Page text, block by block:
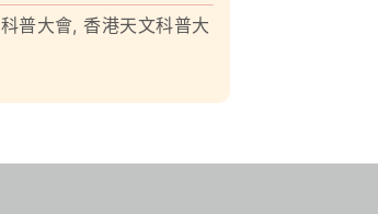
科普大會,香港天文科普大